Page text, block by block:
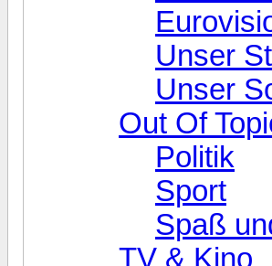
Unser
Unser
Out Of
Politik
Sport
Spaß
TV & Kino